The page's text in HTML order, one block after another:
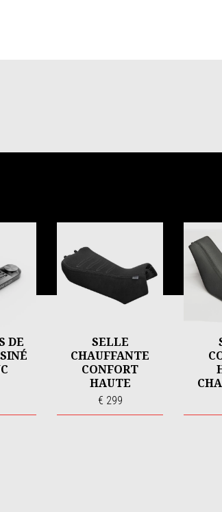
DE
SELLE
CHAUFFANTE
CONFORT
HAUTE
€ 299